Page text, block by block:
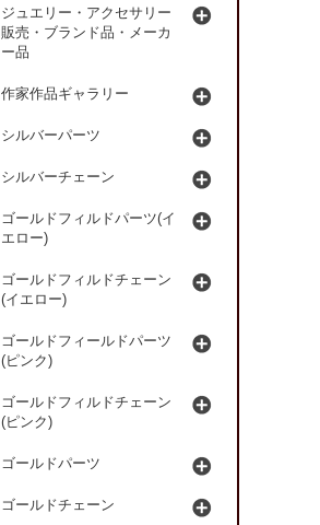
ジュエリー・アクセサリー
販売・ブランド品・メーカ
ー品
作家作品ギャラリー
シルバーパーツ
シルバーチェーン
ゴールドフィルドパーツ(イ
エロー)
ゴールドフィルドチェーン
(イエロー)
ゴールドフィールドパーツ
(ピンク)
ゴールドフィルドチェーン
(ピンク)
ゴールドパーツ
ゴールドチェーン